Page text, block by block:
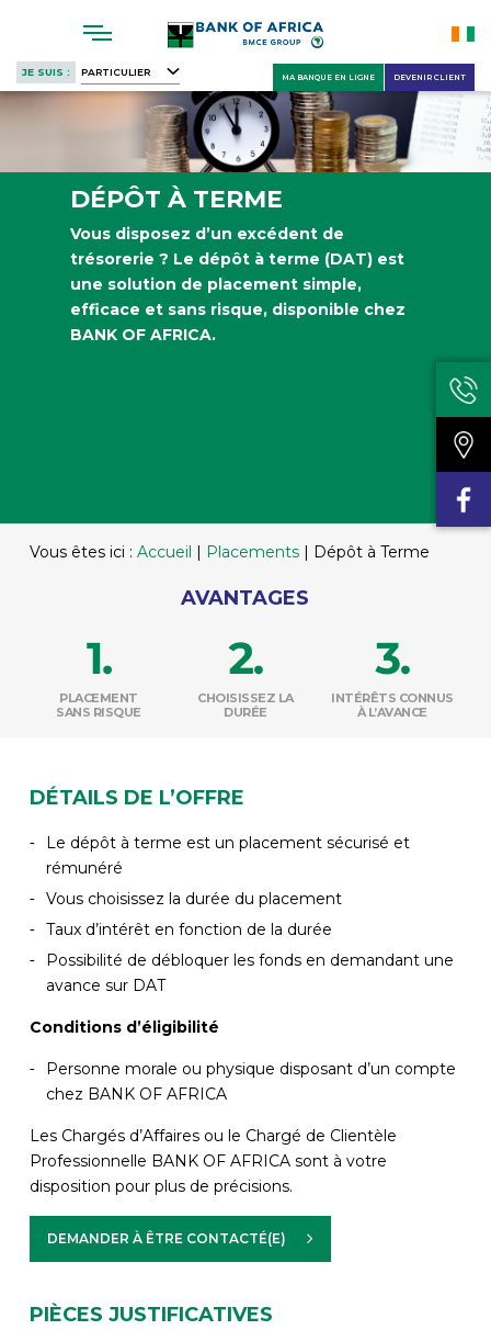
main
content
JE SUIS : PARTICULIER DEVENIR CLIENT
MA BANQUE EN LIGNE
DÉPÔT À TERME
Vous disposez d’un excédent de
trésorerie ? Le dépôt à terme (DAT) est
une solution de placement simple,
efficace et sans risque, disponible chez
BANK OF AFRICA.
Vous êtes ici : Accueil | Placements| Dépôt à Terme
AVANTAGES
PLACEMENT
SANS RISQUE
CHOISISSEZ LA
DURÉE
INTÉRÊTS CONNUS
À L’AVANCE
DÉTAILS DE L’OFFRE
Le dépôt à terme est un placement sécurisé et
rémunéré
Vous choisissez la durée du placement
Taux d’intérêt en fonction de la durée
Possibilité de débloquer les fonds en demandant une
avance sur DAT
Conditions d’éligibilité
Personne morale ou physique disposant d’un compte
chez BANK OF AFRICA
Les Chargés d’Affaires ou le Chargé de Clientèle
Professionnelle BANK OF AFRICA sont à votre
disposition pour plus de précisions.
DEMANDER À ÊTRE CONTACTÉ(E)
PIÈCES JUSTIFICATIVES